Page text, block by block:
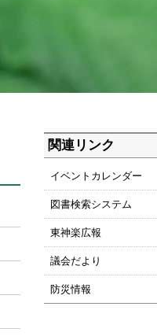
関連リンク
イベントカレンダー
図書検索システム
東神楽広報
議会だより
防災情報